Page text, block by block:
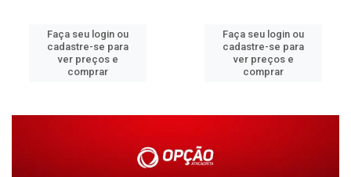
Faça seu login ou
cadastre-se para
ver preços e
comprar
Faça seu login ou
cadastre-se para
ver preços e
comprar